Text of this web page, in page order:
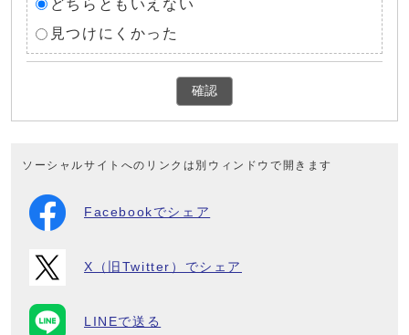
どちらともいえない
見つけにくかった
確認
ソーシャルサイトへのリンクは別ウィンドウで開きます
Facebookでシェア
X（旧Twitter）でシェア
LINEで送る